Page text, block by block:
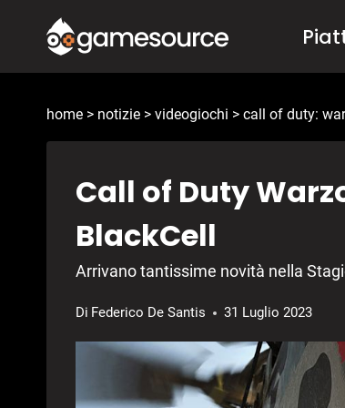
contenuto
home > notizie > videogiochi > call of duty:
Call of Duty
BlackCell
Arrivano tantissime novità nella
Di Federico De Santis 31 Luglio 2023